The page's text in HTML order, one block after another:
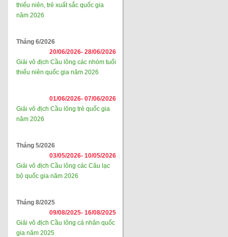
thiếu niên, trẻ xuất sắc quốc gia
năm 2026
Tháng 6/2026
20/06/2026- 28/06/2026
Giải vô địch Cầu lông các nhóm tuổi
thiếu niên quốc gia năm 2026
01/06/2026- 07/06/2026
Giải vô địch Cầu lông trẻ quốc gia
năm 2026
Tháng 5/2026
03/05/2026- 10/05/2026
Giải vô địch Cầu lông các Câu lạc
bộ quốc gia năm 2026
Tháng 8/2025
09/08/2025- 16/08/2025
Giải vô địch Cầu lông cá nhân quốc
gia năm 2025